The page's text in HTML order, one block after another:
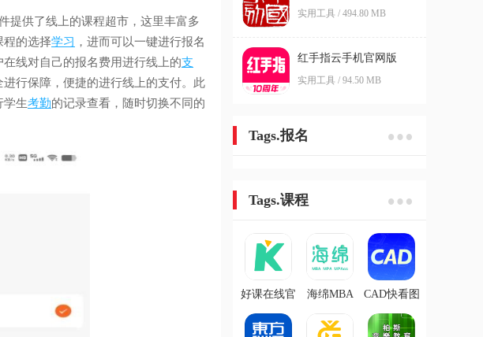
供了线上的课程超市，这里丰富多
程的选择学习 ，进而可以一键进行报名
线对自己的报名费用进行线上的支
行保障，便捷的进行线上的支付。此
学生考勤的记录查看，随时切换不同的
实用工具 / 494.80 MB
红手指云手机官网版
实用工具 / 94.50 MB
Tags.报名
Tags.课程
好课在线官
海绵MBA
CAD快看图